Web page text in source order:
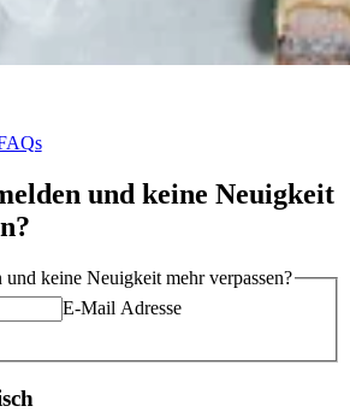
und keine Neuigkeit
keine Neuigkeit mehr verpassen?
E-Mail Adresse